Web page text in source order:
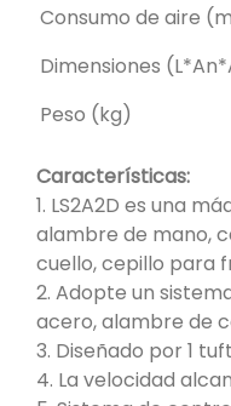
Consumo de aire
Dimensiones
Peso (kg)
Características:
1. LS2A2D es una
alambre de mano,
cuello, cepillo para
2. Adopte un
acero, alambre de
3. Diseñado por 1
4. La velocidad